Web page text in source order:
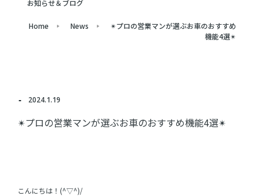
お知らせ＆ブログ
Home News
✴プロの営業マンが選ぶお車のおすすめ
機能4選✴
2024.1.19
✴プロの営業マンが選ぶお車のおすすめ機能4選✴
こんにちは！(^▽^)/